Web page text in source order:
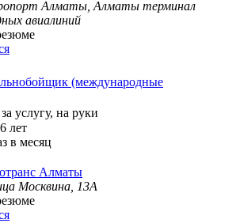
Алматы, Алматы терминал
авиалиний
(международные
за услугу, на руки
лет
в месяц
Алматы
Москвина, 13А